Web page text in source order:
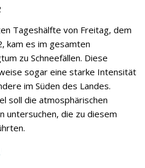
Tageshälfte von Freitag, dem
kam es im gesamten
zu Schneefällen. Diese
sogar eine starke Intensität
im Süden des Landes.
soll die atmosphärischen
untersuchen, die zu diesem